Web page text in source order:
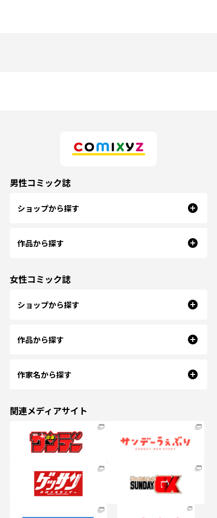
男性コミック誌
ショップから探す
作品から探す
女性コミック誌
ショップから探す
作品から探す
作家名から探す
関連メディアサイト